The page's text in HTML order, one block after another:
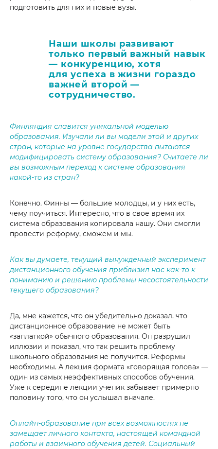
подготовить для них и новые вузы.
Наши школы развивают
только первый важный навык
— конкуренцию, хотя
для успеха в жизни гораздо
важней второй —
сотрудничество.
Финляндия славится уникальной моделью
образования. Изучали ли вы модели этой и других
стран, которые на уровне государства пытаются
модифицировать систему образования? Считаете ли
вы возможным переход к системе образования
какой-то из стран?
Конечно. Финны — большие молодцы, и у них есть,
чему поучиться. Интересно, что в свое время их
система образования копировала нашу. Они смогли
провести реформу, сможем и мы.
Как вы думаете, текущий вынужденный эксперимент
дистанционного обучения приблизил нас как-то к
пониманию и решению проблемы несостоятельности
текущего образования?
Да, мне кажется, что он убедительно доказал, что
дистанционное образование не может быть
«заплаткой» обычного образования. Он разрушил
иллюзии и показал, что так решить проблему
школьного образования не получится. Реформы
необходимы. А лекция формата «говорящая голова» —
один из самых неэффективных способов обучения.
Уже к середине лекции ученик забывает примерно
половину того, что он услышал вначале.
Онлайн-образование при всех возможностях не
замещает личного контакта, настоящей командной
работы и взаимного обучения детей. Социальный